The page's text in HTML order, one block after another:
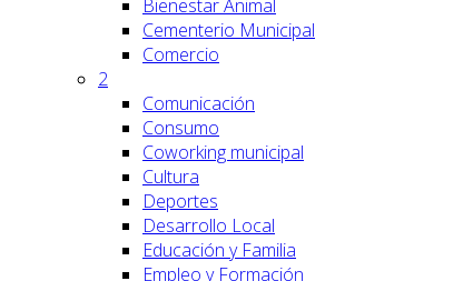
Bienestar Animal
Cementerio Municipal
Comercio
2
Comunicación
Consumo
Coworking municipal
Cultura
Deportes
Desarrollo Local
Educación y Familia
Empleo y Formación